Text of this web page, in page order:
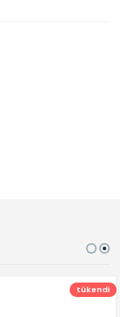
tükendi